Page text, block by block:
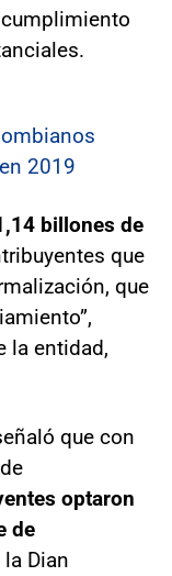
2019
billones de
que
que
la entidad,
que con
optaron
de
Dian